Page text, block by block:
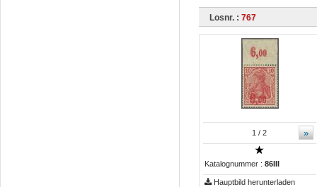
Losnr. : 767
»
1 / 2
Katalognummer : 86III
Hauptbild herunterladen